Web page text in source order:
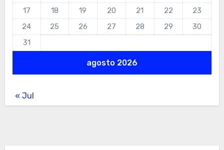
agosto 2026
17
18 19 20 21 22
23
24
25 26 27 28 29
30
31
« Jul